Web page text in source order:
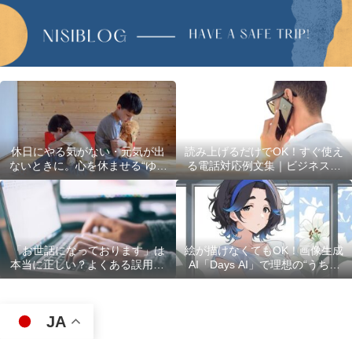
休日にやる気がない・元気が出
ないときに。心を休ませる“ゆる
い過ごし方”5選
読み上げるだけでOK！すぐ使え
る電話対応例文集｜ビジネスで
使える最初の言葉・最後の言葉
も完全網羅
「お世話になっております」は
本当に正しい？よくある誤用10
選
絵が描けなくてもOK！画像生成
AI「Days AI」で理想の“うちの
子”キャラクターを作ってみた体
JA